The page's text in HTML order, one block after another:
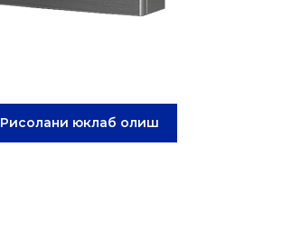
Рисолани юклаб олиш